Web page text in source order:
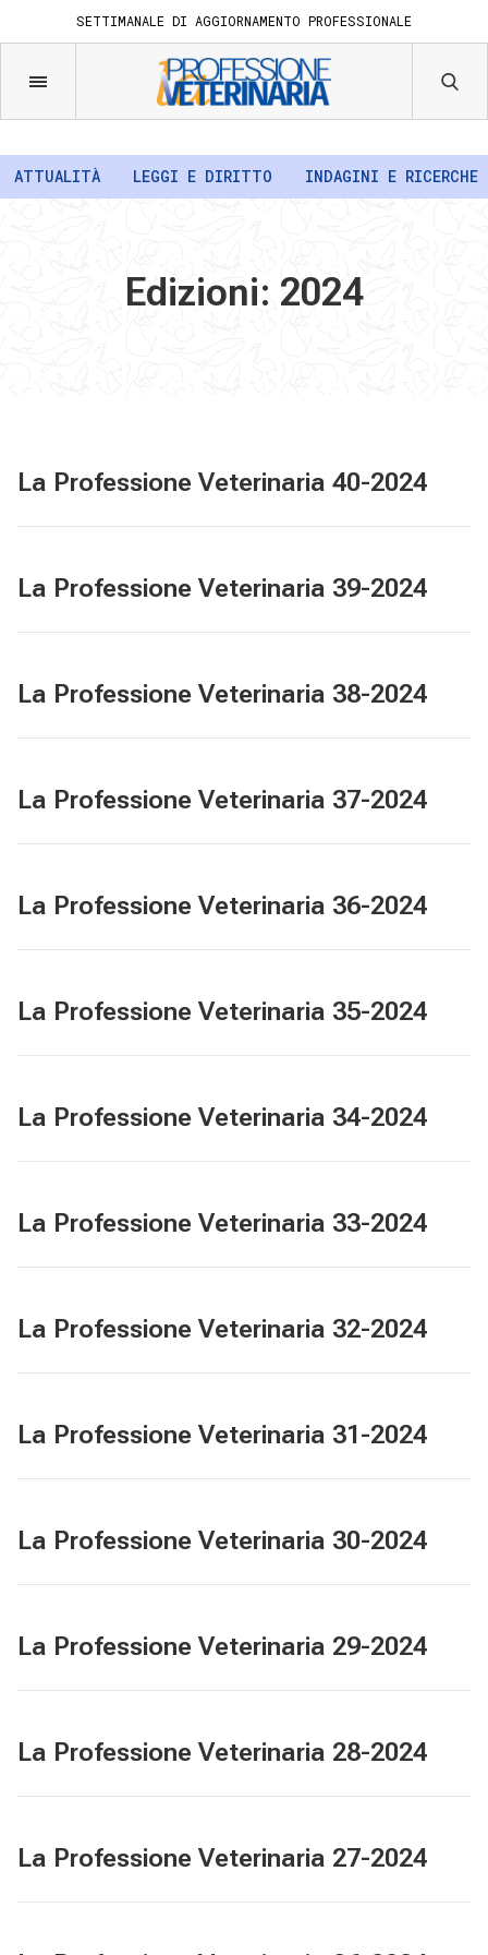
SETTIMANALE DI AGGIORNAMENTO PROFESSIONALE
ATTUALITÀ LEGGI E DIRITTO INDAGINI E RICERCHE
Edizioni: 2024
La Professione Veterinaria 40-2024
La Professione Veterinaria 39-2024
La Professione Veterinaria 38-2024
La Professione Veterinaria 37-2024
La Professione Veterinaria 36-2024
La Professione Veterinaria 35-2024
La Professione Veterinaria 34-2024
La Professione Veterinaria 33-2024
La Professione Veterinaria 32-2024
La Professione Veterinaria 31-2024
La Professione Veterinaria 30-2024
La Professione Veterinaria 29-2024
La Professione Veterinaria 28-2024
La Professione Veterinaria 27-2024